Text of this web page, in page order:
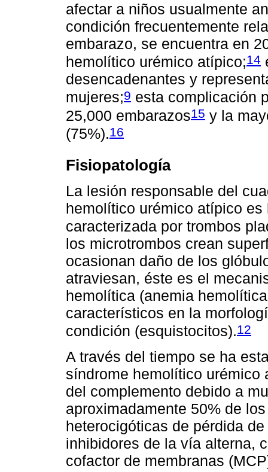
afectar a niños usualmente
condición frecuentemente
embarazo, se encuentra en
hemolítico urémico atípico;14
desencadenantes y
mujeres;9 esta complicación
25,000 embarazos15 y la
(75%).16
Fisiopatología
La lesión responsable del
hemolítico urémico atípico
caracterizada por trombos
los microtrombos crean
ocasionan daño de los
atraviesan, éste es el
hemolítica (anemia
característicos en la
condición (esquistocitos).12
A través del tiempo se ha
síndrome hemolítico
del complemento debido a
aproximadamente 50% de
heterocigóticas de pérdida
inhibidores de la vía alterna,
cofactor de membranas